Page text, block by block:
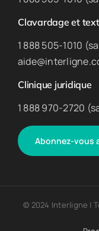
Clavardage et
1 888 505-1010
Clinique juridique
1 888 970-2720
Abonnez-vous
© 2024 Interligne |